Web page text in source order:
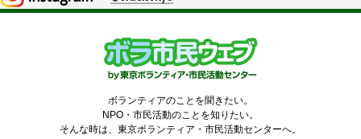
ボランティアのことを聞きたい。
NPO・市民活動のことを知りたい。
そんな時は、東京ボランティア・市民活動センターへ。